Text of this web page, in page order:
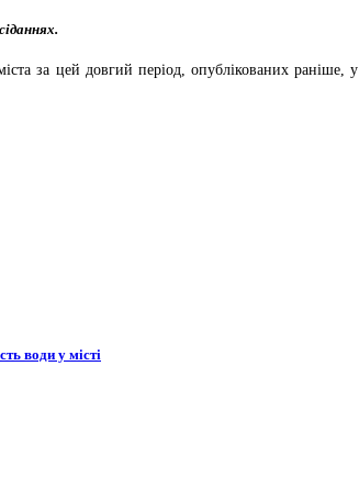
за цей довгий період, опублікованих раніше, у
води у місті